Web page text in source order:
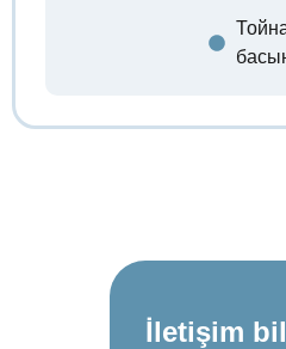
İletişim